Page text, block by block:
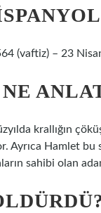
(vaftiz) – 23
krallığın
Ayrıca Hamlet
sahibi olan